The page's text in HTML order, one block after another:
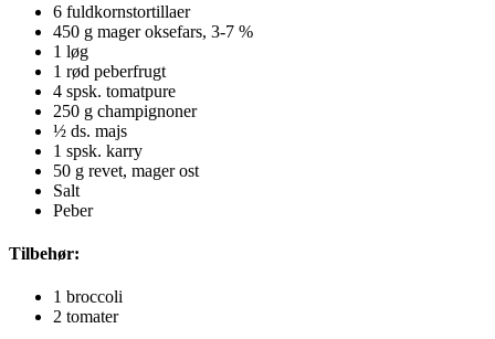
6 fuldkornstortillaer
450 g mager oksefars, 3-7 %
1 løg
1 rød peberfrugt
4 spsk. tomatpure
250 g champignoner
½ ds. majs
1 spsk. karry
50 g revet, mager ost
Salt
Peber
Tilbehør:
1 broccoli
2 tomater